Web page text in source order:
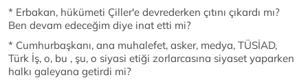
* Erbakan, hükümeti Çiller'e devrederken çıtını çıkardı mı?
Ben devam edeceğim diye inat etti mi?
* Cumhurbaşkanı, ana muhalefet, asker, medya, TÜSİAD,
Türk İş, o, bu , şu, o siyasi etiği zorlarcasına siyaset yaparken
halkı galeyana getirdi mi?